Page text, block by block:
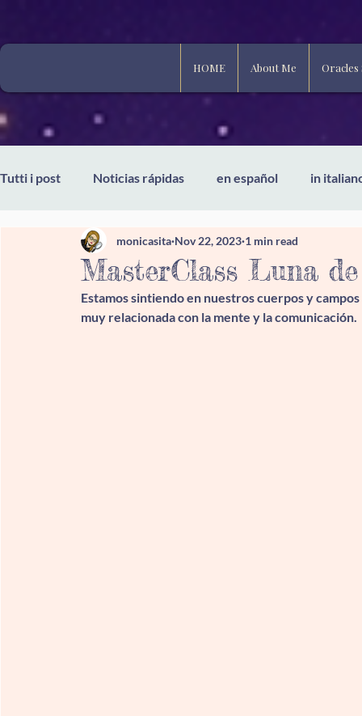
HOME About Me Oracles
Tutti i post Noticias rápidas en español in
MasterClass Luna
monicasita Nov 22, 2023 1 min read
Estamos sintiendo en nuestros cuerpos y
muy relacionada con la mente y la comunicación.